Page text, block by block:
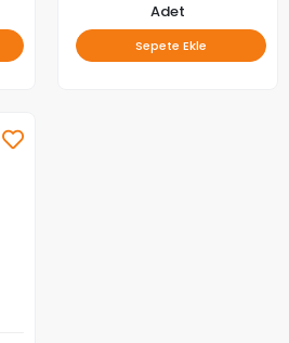
Adet
Sepete Ekle